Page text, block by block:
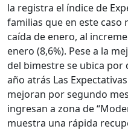
la registra el índice de
familias que en este caso
caída de enero, al
enero (8,6%). Pese a la
del bimestre se ubica por
año atrás Las
mejoran por segundo
ingresan a zona de
muestra una rápida